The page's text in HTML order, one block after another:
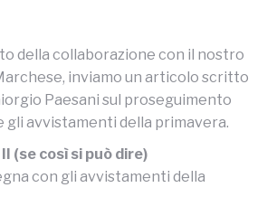
della collaborazione con il nostro
inviamo un articolo scritto
Paesani sul proseguimento
gli avvistamenti della primavera.
(se così si può dire)
con gli avvistamenti della